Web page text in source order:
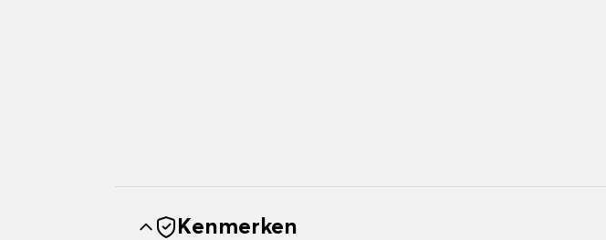
Kenmerken